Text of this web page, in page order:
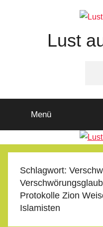
Lust
Menü
Schlagwort:
Protokolle Zion
Islamisten